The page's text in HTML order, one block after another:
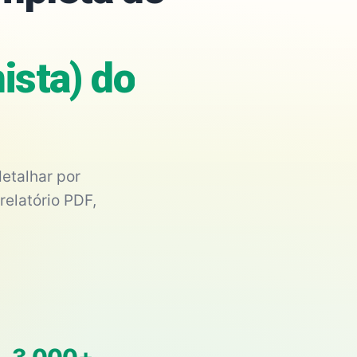
do
por
PDF,